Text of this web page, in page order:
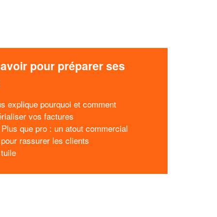
pour préparer ses
explique pourquoi et comment
vos factures
que pro : un atout commercial
rassurer les clients